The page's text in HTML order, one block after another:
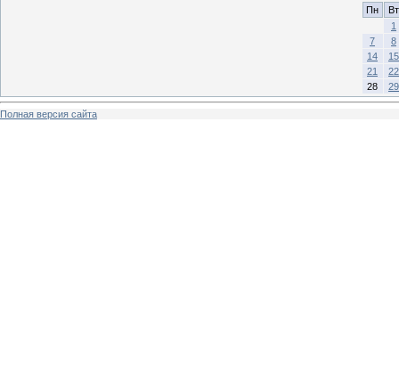
Пн
Вт
1
7
8
14
15
21
22
28
29
Полная версия сайта